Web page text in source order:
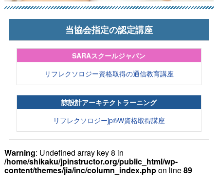
当協会指定の認定講座
SARAスクールジャパン
リフレクソロジー資格取得の通信教育講座
諒設計アーキテクトラーニング
リフレクソロジーjp®W資格取得講座
Warning: Undefined array key 8 in
/home/shikaku/jpinstructor.org/public_html/wp-
content/themes/jia/inc/column_index.phpon line89